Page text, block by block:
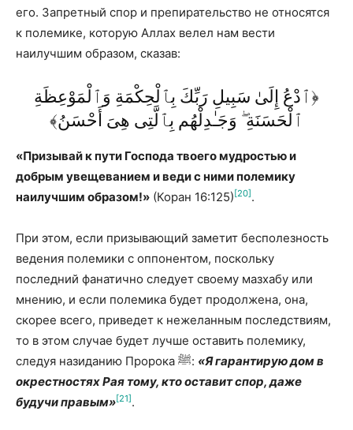
его. Запретный спор и препирательство не относятся
к полемике, которую Аллах велел нам вести
наилучшим образом, сказав:
﴿ٱدْعُ إِلَىٰ سَبِيلِ رَبِّكَ بِٱلْحِكْمَةِ وَٱلْمَوْعِظَةِ
ٱلْحَسَنَةِ ۖ وَجَـٰدِلْهُم بِٱلَّتِى هِىَ أَحْسَنُ﴾
«Призывай к пути Господа твоего мудростью и
добрым увещеванием и веди с ними полемику
наилучшим образом!» (Коран 16:125) [20] .
При этом, если призывающий заметит бесполез­ность
ведения полемики с оппонентом, поскольку
последний фанатично следует своему мазхабу или
мнению, и если полемика будет продолжена, она,
скорее всего, приведет к нежеланным последствиям,
то в этом случае будет лучше оставить полемику,
следуя назиданию Пророка ﷺ: «Я гарантирую дом в
окрестностях Рая тому, кто оставит спор, даже
будучи правым»[21] .